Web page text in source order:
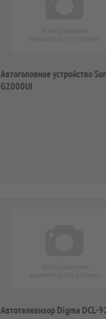
Автоголовное устройство
G2000UI
Автотелевизор Digma DCL-